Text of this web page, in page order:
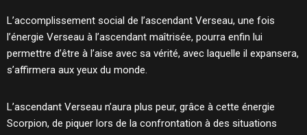
L’accomplissement social de l’ascendant Verseau, une fois
l’énergie Verseau à l’ascendant maîtrisée, pourra enfin lui
permettre d’être à l’aise avec sa vérité, avec laquelle il expansera,
s’affirmera aux yeux du monde.
L’ascendant Verseau n’aura plus peur, grâce à cette énergie
Scorpion, de piquer lors de la confrontation à des situations